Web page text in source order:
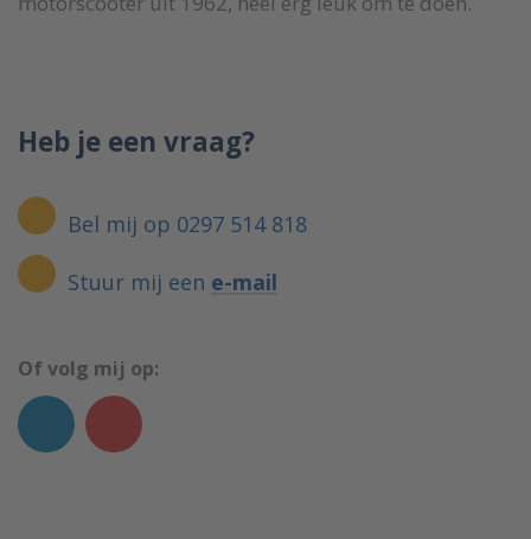
Heb je een vraag?
Bel mij op 0297 514 818
Stuur mij een e-mail
Of volg mij op: